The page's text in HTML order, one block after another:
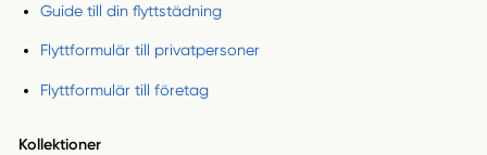
Guide till din flyttstädning
Flyttformulär till privatpersoner
Flyttformulär till företag
Kollektioner